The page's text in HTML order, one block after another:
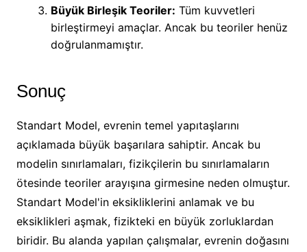
Büyük Birleşik Teoriler: Tüm kuvvetleri
birleştirmeyi amaçlar. Ancak bu teoriler henüz
doğrulanmamıştır.
Sonuç
Standart Model, evrenin temel yapıtaşlarını
açıklamada büyük başarılara sahiptir. Ancak bu
modelin sınırlamaları, fizikçilerin bu sınırlamaların
ötesinde teoriler arayışına girmesine neden olmuştur.
Standart Model'in eksikliklerini anlamak ve bu
eksiklikleri aşmak, fizikteki en büyük zorluklardan
biridir. Bu alanda yapılan çalışmalar, evrenin doğasını